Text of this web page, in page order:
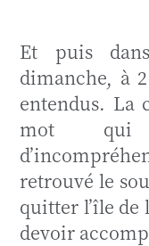
Et puis
dimanche, à
entendus. La
mot
retrouvé le
quitter l’île de
devoir